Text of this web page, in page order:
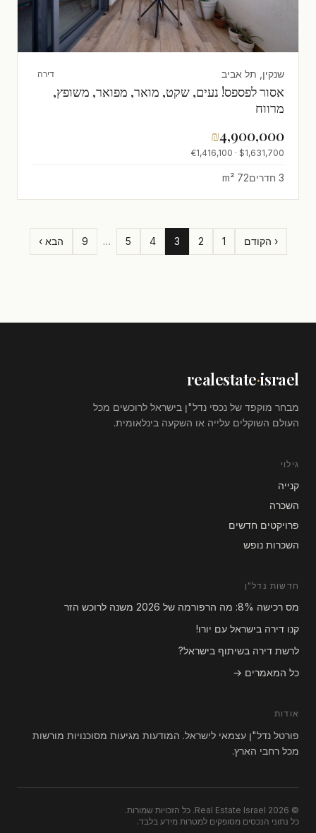
שנקין, תל אביב דירה
אסור לפספס! נעים, שקט, מואר, מפואר, משופץ,
מרווח
₪4,900,000
$1,631,700 · €1,416,100
3 חדרים 72 m²
‹ הקודם 1
2
3
4
5
…
9 הבא ›
realestate·israel
מבחר מוקפד של נכסי נדל"ן בישראל לרוכשים מכל
העולם השוקלים עלייה או השקעה בינלאומית.
גילוי
קנייה
השכרה
פרויקטים חדשים
השכרות נופש
חדשות נדל"ן
מס רכישה 8%: מה הרפורמה של 2026 משנה לרוכש הזר
קנו דירה בישראל עם יורו!
לרשת דירה בשיתוף בישראל?
כל המאמרים →
אודות
פורטל נדל"ן עצמאי לישראל. המודעות מגיעות מסוכנויות מורשות
מכל רחבי הארץ.
© 2026 Real Estate Israel. כל הזכויות שמורות.
כל נתוני הנכסים מסופקים למטרות מידע בלבד.